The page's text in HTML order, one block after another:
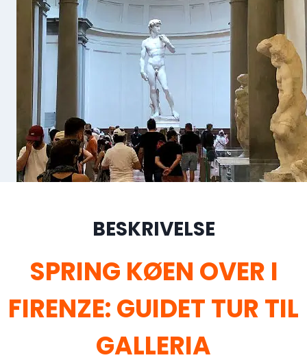
BESKRIVELSE
SPRING KØEN OVER I
FIRENZE: GUIDET TUR TIL
GALLERIA